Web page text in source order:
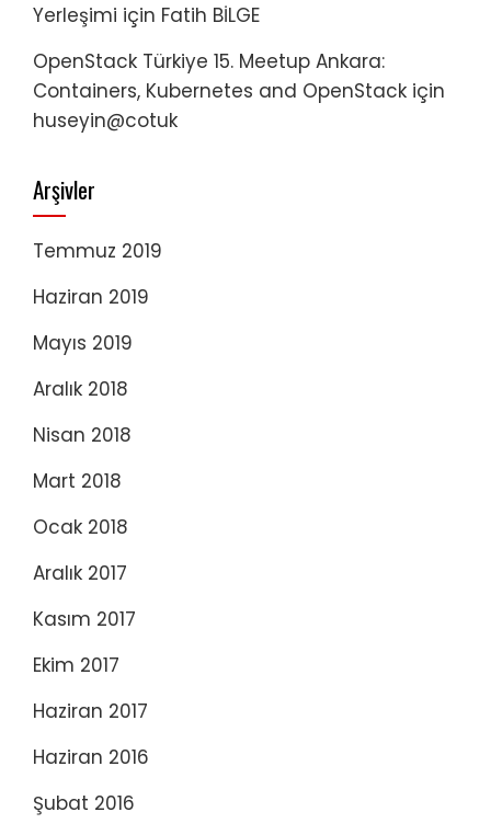
Yerleşimi için Fatih BİLGE
OpenStack Türkiye 15. Meetup Ankara:
Containers, Kubernetes and OpenStack için
huseyin@cotuk
Arşivler
Temmuz 2019
Haziran 2019
Mayıs 2019
Aralık 2018
Nisan 2018
Mart 2018
Ocak 2018
Aralık 2017
Kasım 2017
Ekim 2017
Haziran 2017
Haziran 2016
Şubat 2016